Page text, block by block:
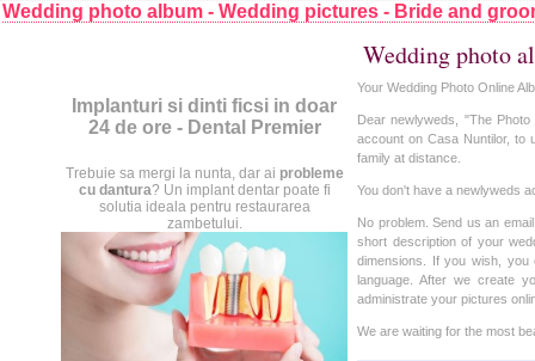
Wedding photo album - Wedding pictures - Bride and
Implanturi si dinti ficsi in doar
24 de ore - Dental Premier
Trebuie sa mergi la nunta, dar ai probleme
cu dantura? Un implant dentar poate fi
solutia ideala pentru restaurarea
zambetului.
Wedding photo
Your Wedding Photo Online
Dear newlyweds, "The
account on Casa Nuntilor, to
family at distance.
You don't have a newlyweds
No problem.Send us an email
short description of your
dimensions. If you wish,
language. After we create
administrate your pictures
We are waiting for the most